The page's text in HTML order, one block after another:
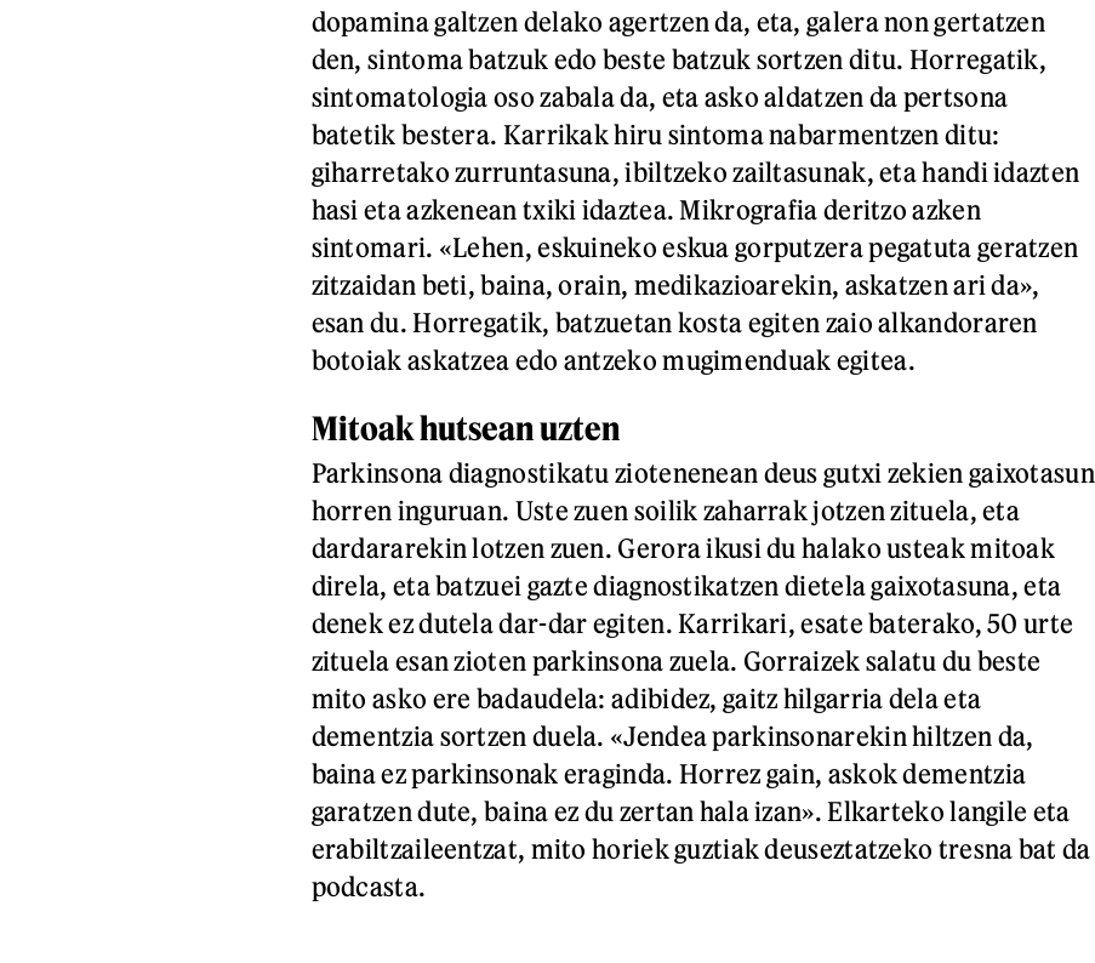
dopamina galtzen delako agertzen da, eta, galera non gertatzen
den, sintoma batzuk edo beste batzuk sortzen ditu. Horregatik,
sintomatologia oso zabala da, eta asko aldatzen da pertsona
batetik bestera. Karrikak hiru sintoma nabarmentzen ditu:
giharretako zurruntasuna, ibiltzeko zailtasunak, eta handi idazten
hasi eta azkenean txiki idaztea. Mikrografia deritzo azken
sintomari. «Lehen, eskuineko eskua gorputzera pegatuta geratzen
zitzaidan beti, baina, orain, medikazioarekin, askatzen ari da»,
esan du. Horregatik, batzuetan kosta egiten zaio alkandoraren
botoiak askatzea edo antzeko mugimenduak egitea.
Mitoak hutsean uzten
Parkinsona diagnostikatu ziotenenean deus gutxi zekien gaixotasun
horren inguruan. Uste zuen soilik zaharrak jotzen zituela, eta
dardararekin lotzen zuen. Gerora ikusi du halako usteak mitoak
direla, eta batzuei gazte diagnostikatzen dietela gaixotasuna, eta
denek ez dutela dar-dar egiten. Karrikari, esate baterako, 50 urte
zituela esan zioten parkinsona zuela. Gorraizek salatu du beste
mito asko ere badaudela: adibidez, gaitz hilgarria dela eta
dementzia sortzen duela. «Jendea parkinsonarekin hiltzen da,
baina ez parkinsonak eraginda. Horrez gain, askok dementzia
garatzen dute, baina ez du zertan hala izan». Elkarteko langile eta
erabiltzaileentzat, mito horiek guztiak deuseztatzeko tresna bat da
podcasta.